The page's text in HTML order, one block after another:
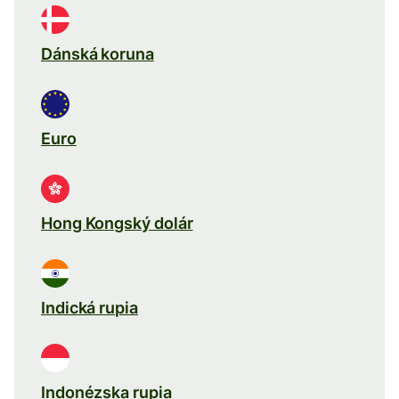
Dánská koruna
Euro
Hong Kongský dolár
Indická rupia
Indonézska rupia